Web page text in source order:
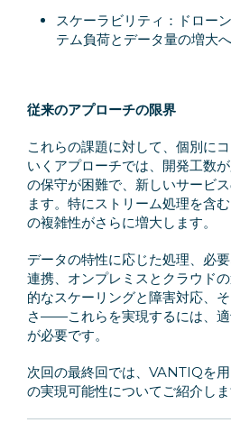
スケーラビリティ：ドロー
テム負荷とデータ量の増大
従来のアプローチの限界
これらの課題に対して、個別に
いくアプローチでは、開発工数
の保守が困難で、新しいサービ
ます。特にストリーム処理を含
の複雑性がさらに増大します。
データの特性に応じた処理、必
連携、オンプレミスとクラウド
的なスケーリングと障害対応、
さ——これらを実現するには、
が必要です。
次回の最終回では、VANTIQを
の実現可能性についてご紹介しま